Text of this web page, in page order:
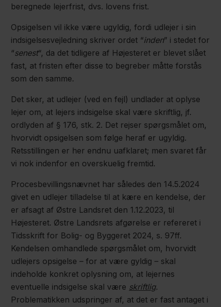
beregnede lejerfrist, dvs. lovens frist.
Opsigelsen vil ikke være ugyldig, fordi udlejer i sin
indsigelsesvejledning skriver ordet “inden” i stedet for
“senest“, da det tidligere af Højesteret er blevet slået
fast, at fristen efter disse to begreber måtte forstås
som den samme.
Det sker, at udlejer (ved en fejl) undlader at oplyse
lejer om, at lejers indsigelse skal være skriftlig, jf.
ordlyden af § 176, stk. 2. Det rejser spørgsmålet om,
hvorvidt opsigelsen som følge heraf er ugyldig.
Retsstillingen er her endnu uafklaret; men svaret får
vi nok indenfor en overskuelig fremtid.
Procesbevillingsnævnet har således den 14.5.2024
givet en udlejer tilladelse til at kære en kendelse, der
er afsagt af Østre Landsret den 1.12.2023, til
Højesteret. Østre Landsrets afgørelse er refereret i
Tidsskrift for Bolig- og Byggeret 2024, s. 97ff.
Kendelsen omhandlede spørgsmålet om, hvorvidt
udlejers opsigelse – for at være gyldig – skal
indeholde konkret oplysning om, at lejernes
eventuelle indsigelse skal være skriftlig.
Problematikken udspringer af, at det er fast antaget i